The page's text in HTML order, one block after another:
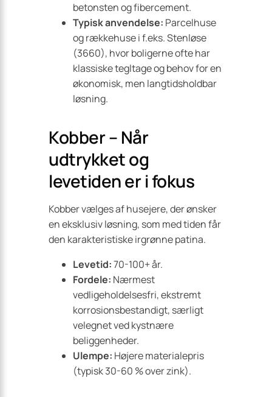
betonsten og fibercement.
Typisk anvendelse: Parcelhuse
og rækkehuse i f.eks. Stenløse
(3660), hvor boligerne ofte har
klassiske tegltage og behov for en
økonomisk, men langtidsholdbar
løsning.
Kobber – Når
udtrykket og
levetiden er i fokus
Kobber vælges af husejere, der ønsker
en eksklusiv løsning, som med tiden får
den karakteristiske irgrønne patina.
Levetid:70-100+ år.
Fordele: Nærmest
vedligeholdelsesfri, ekstremt
korrosionsbestandigt, særligt
velegnet ved kystnære
beliggenheder.
Ulempe: Højere materialepris
(typisk 30-60 % over zink).